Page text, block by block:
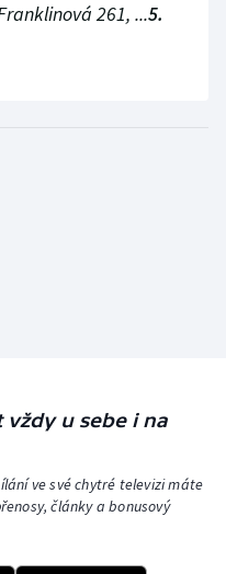
261, ...5.
u sebe i na
ve své chytré televizi máte
články a bonusový